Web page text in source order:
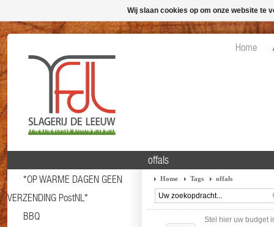
Home
*OP WARME DAGEN GEEN
VERZENDING PostNL*
BBQ
offals
Home Tags offals
Stel hier uw budget
Wij slaan cookies op om onze website te